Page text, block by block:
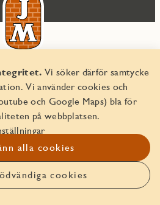
intresse
Vi söker därför samtycke
Vi använder cookies och
och Google Maps) bla för
på webbplatsen.
alla cookies
cookies
AB 2026
556045-2103